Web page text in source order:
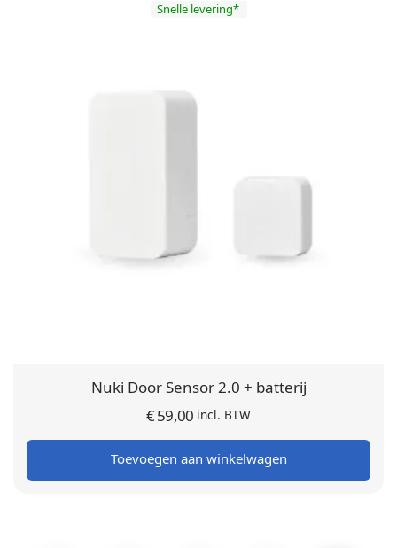
Snelle levering*
Nuki Door Sensor 2.0 + batterij
€59,00 incl. BTW
Toevoegen aan winkelwagen